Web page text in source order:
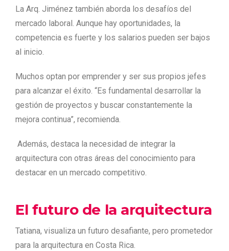
La Arq. Jiménez también aborda los desafíos del
mercado laboral. Aunque hay oportunidades, la
competencia es fuerte y los salarios pueden ser bajos
al inicio.
Muchos optan por emprender y ser sus propios jefes
para alcanzar el éxito. “Es fundamental desarrollar la
gestión de proyectos y buscar constantemente la
mejora continua”, recomienda.
Además, destaca la necesidad de integrar la
arquitectura con otras áreas del conocimiento para
destacar en un mercado competitivo.
El futuro de la arquitectura
Tatiana, visualiza un futuro desafiante, pero prometedor
para la arquitectura en Costa Rica.